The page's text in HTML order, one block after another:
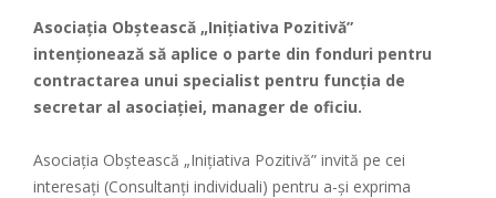
Asociaţia Obştească „Iniţiativa Pozitivă”
intenționează să aplice o parte din fonduri pentru
contractarea unui specialist pentru funcţia de
secretar al asociației, manager de oficiu.
Asociația Obștească „Iniţiativa Pozitivă” invită pe cei
interesați (Consultanți individuali) pentru a-și exprima